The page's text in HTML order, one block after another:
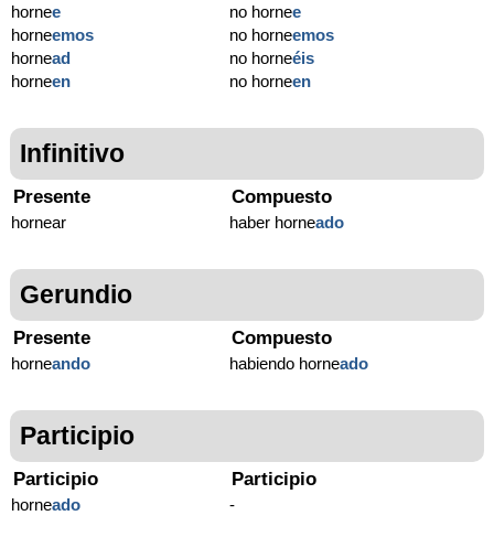
hornee
horneemos
hornead
horneen
no hornee
no horneemos
no horneéis
no horneen
Infinitivo
Presente
hornear
Compuesto
haber horneado
Gerundio
Presente
horneando
Compuesto
habiendo horneado
Participio
Participio
horneado
Participio
-